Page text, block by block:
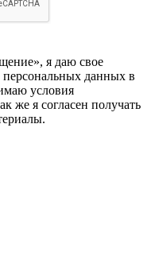
я даю свое
персональных данных в
условия
же я согласен получать